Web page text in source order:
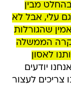
מבין
עלי, אבל לא
שהגורלות
הממשלה
לאסון
יודעים
צריכים לעצור